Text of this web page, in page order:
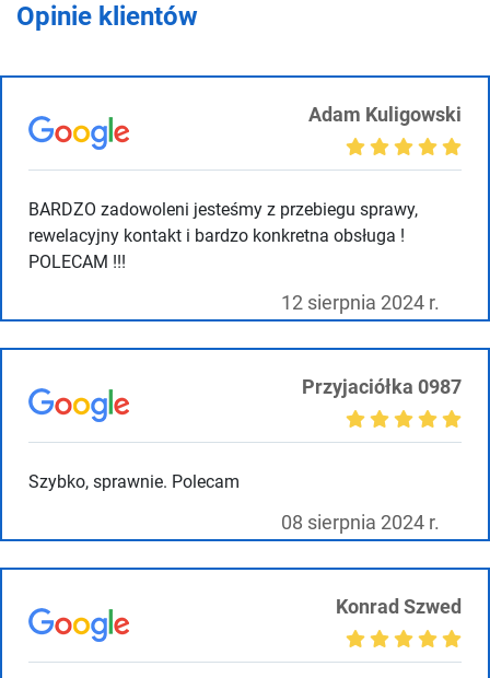
Opinie klientów
Adam Kuligowski
BARDZO zadowoleni jesteśmy z przebiegu sprawy,
rewelacyjny kontakt i bardzo konkretna obsługa !
POLECAM !!!
12 sierpnia 2024 r.
Przyjaciółka 0987
Szybko, sprawnie. Polecam
08 sierpnia 2024 r.
Konrad Szwed